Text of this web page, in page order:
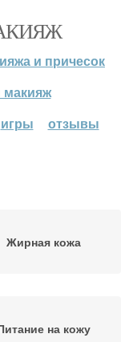
и причесок
макияж
игры отзывы
Жирная кожа
на кожу